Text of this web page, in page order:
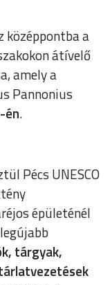
középpontba a
átívelő
amely a
Pannonius
én.
Pécs UNESCO
épületénél
tárgyak,